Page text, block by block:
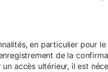
en particulier pour
de la
accès ultérieur, il est